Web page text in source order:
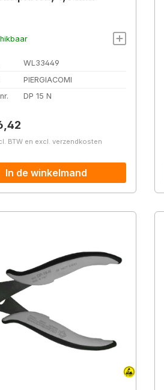
WL33449
PIERGIACOMI
DP 15 N
prijs:
BTW en excl. verzendkosten
In de winkelmand